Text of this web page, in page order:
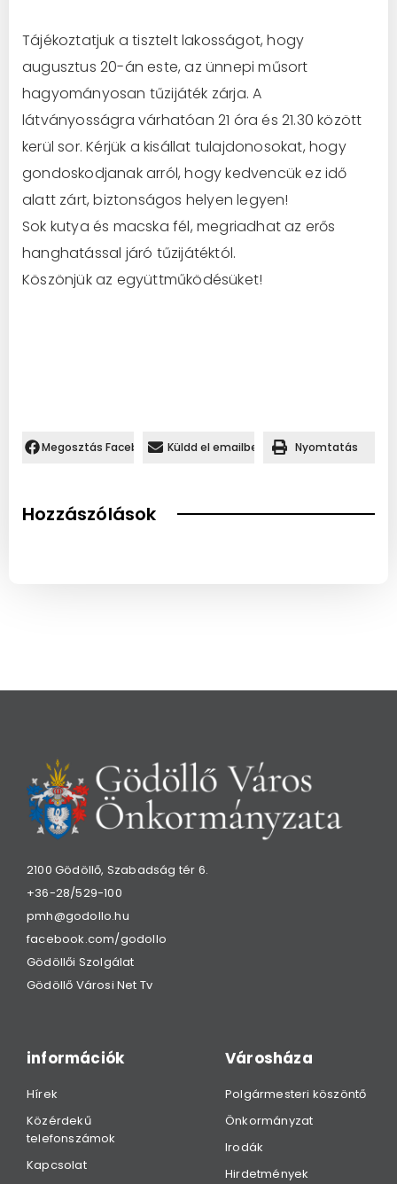
Tájékoztatjuk a tisztelt lakosságot, hogy
augusztus 20-án este, az ünnepi műsort
hagyományosan tűzijáték zárja. A
látványosságra várhatóan 21 óra és 21.30 között
kerül sor. Kérjük a kisállat tulajdonosokat, hogy
gondoskodjanak arról, hogy kedvencük ez idő
alatt zárt, biztonságos helyen legyen!
Sok kutya és macska fél, megriadhat az erős
hanghatással járó tűzijátéktól.
Köszönjük az együttműködésüket!
Megosztás Facebookon.Küldd el emailben Nyomtatás
Hozzászólások
2100 Gödöllő, Szabadság tér 6.
+36-28/529-100
pmh@godollo.hu
facebook.com/godollo
Gödöllői Szolgálat
Gödöllő Városi Net Tv
információk
Hírek
Közérdekű
telefonszámok
Kapcsolat
Városháza
Polgármesteri köszöntő
Önkormányzat
Irodák
Hirdetmények